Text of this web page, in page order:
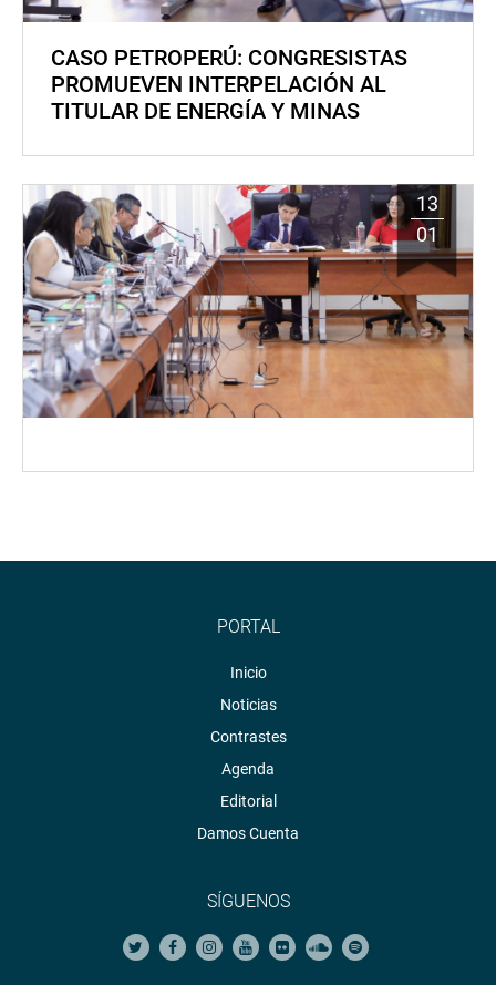
CASO PETROPERÚ: CONGRESISTAS
PROMUEVEN INTERPELACIÓN AL
TITULAR DE ENERGÍA Y MINAS
13
01
PORTAL
Inicio
Noticias
Contrastes
Agenda
Editorial
Damos Cuenta
SÍGUENOS